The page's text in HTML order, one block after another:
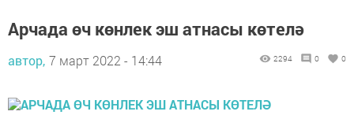
Арчада өч көнлек эш атнасы көтелә
автор, 7 март 2022 - 14:44 2294 0 0